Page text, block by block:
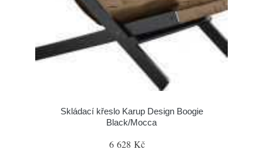
Skládací křeslo Karup Design Boogie
Black/Mocca
6 628 Kč